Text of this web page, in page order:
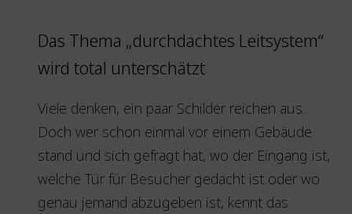
Das Thema „durchdachtes Leitsystem“
wird total unterschätzt
Viele denken, ein paar Schilder reichen aus.
Doch wer schon einmal vor einem Gebäude
stand und sich gefragt hat, wo der Eingang ist,
welche Tür für Besucher gedacht ist oder wo
genau jemand abzugeben ist, kennt das